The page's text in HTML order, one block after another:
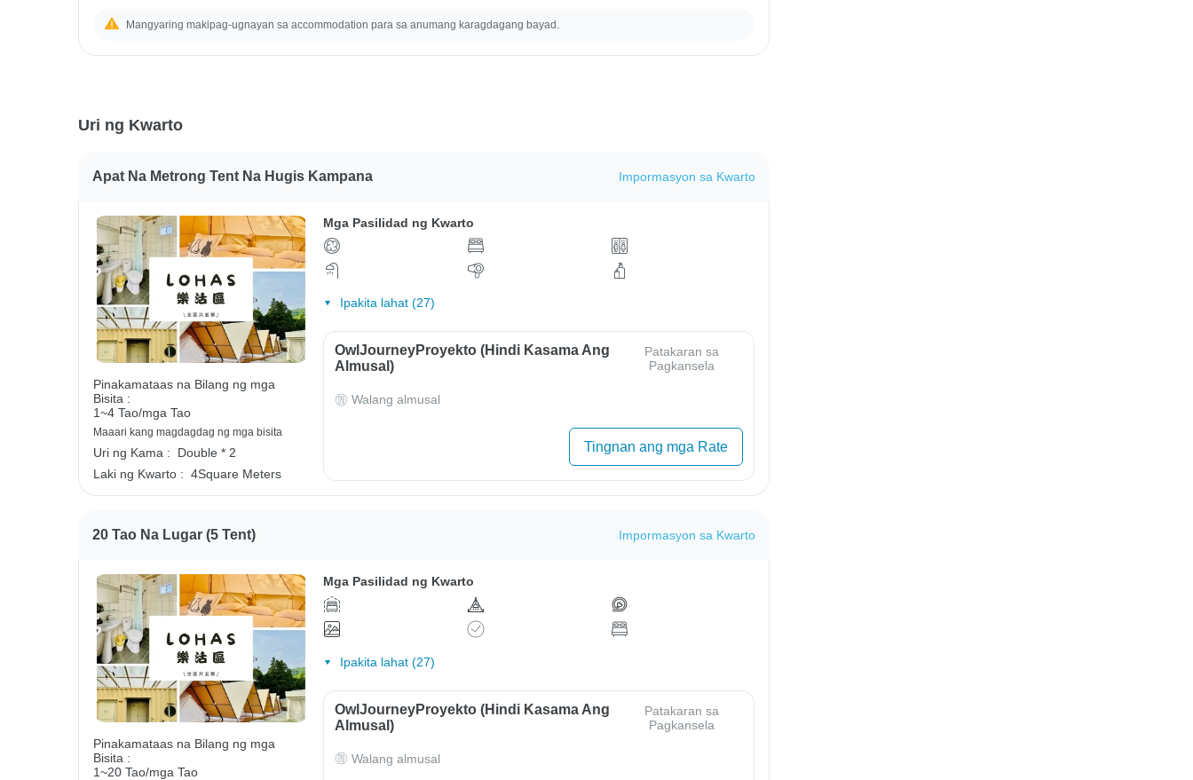
Mangyaring makipag-ugnayan sa accommodation para sa anumang karagdagang bayad.
Uri ng Kwarto
Apat Na Metrong Tent Na Hugis Kampana Impormasyon sa Kwarto
Pinakamataas na Bilang ng mga
Bisita :
1~4 Tao/mga Tao
Maaari kang magdagdag ng mga bisita
Uri ng Kama :
Double * 2
Laki ng Kwarto : 4Square Meters
Mga Pasilidad ng Kwarto
Ipakita lahat (27)
OwlJourneyProyekto (Hindi Kasama Ang
Almusal)
Patakaran sa
Pagkansela
Walang almusal
Tingnan ang mga Rate
20 Tao Na Lugar (5 Tent) Impormasyon sa Kwarto
Pinakamataas na Bilang ng mga
Bisita :
1~20 Tao/mga Tao
Mga Pasilidad ng Kwarto
Ipakita lahat (27)
OwlJourneyProyekto (Hindi Kasama Ang
Almusal)
Patakaran sa
Pagkansela
Walang almusal